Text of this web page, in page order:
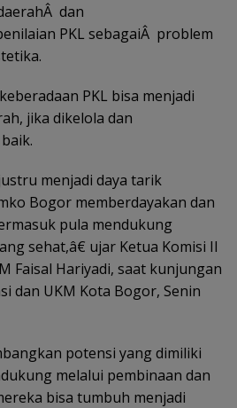
dan
PKL sebagaiÂ problem
PKL bisa menjadi
jika dikelola dan
menjadi daya tarik
Bogor memberdayakan dan
pula mendukung
sehat,â€ ujar Ketua Komisi II
Faisal Hariyadi, saat kunjungan
dan UKM Kota Bogor, Senin
potensi yang dimiliki
melalui pembinaan dan
bisa tumbuh menjadi